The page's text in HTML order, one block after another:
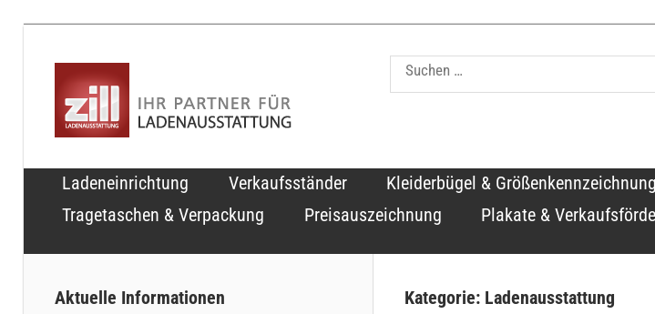
Inhalt
zill.blog
100
im
Dienste
Kunden
Ladeneinrichtung Verkaufsständer Kleiderbügel & Größenkennzeichnung
Tragetaschen & Verpackung
Preisauszeichnung Plakate &
Kategorie: Ladenausstattung
Aktuelle Informationen